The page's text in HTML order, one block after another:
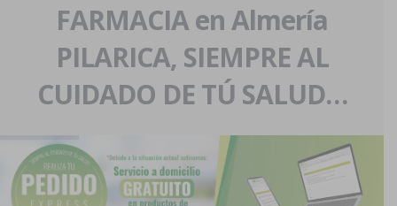
La farmacia
Nuestra historia
Nuestro equipo
Eventos
Servicios y reservas
Pedidos express
Blog
FARMACIA en Almería
PILARICA, SIEMPRE AL
CUIDADO DE TÚ SALUD…